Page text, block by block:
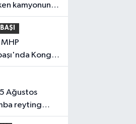
kamyonun
yaşlı adam
kaybetti
MHP
Kongre
reyting
açıklandı!